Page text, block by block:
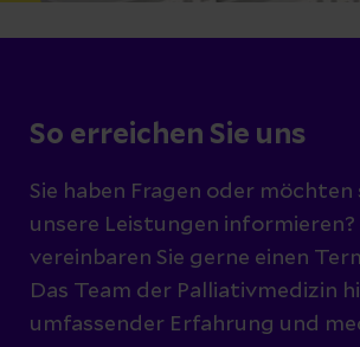
So erreichen Sie uns
Sie haben Fragen oder möchten
unsere Leistungen informieren?
vereinbaren Sie gerne einen
Das Team der Palliativmedizin
umfassender Erfahrung und